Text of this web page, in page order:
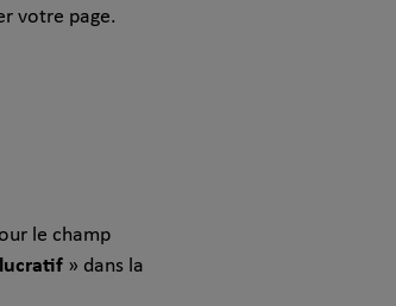
votre page.
le champ
» dans la